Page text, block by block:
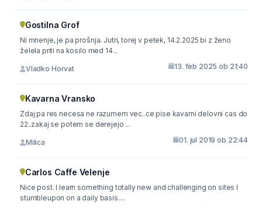
Gostilna Grof
Ni mnenje, je pa prošnja. Jutri, torej v petek, 14.2.2025 bi z ženo
želela priti na kosilo med 14...
Vladko Horvat 13. feb 2025 ob 21:40
Kavarna Vransko
Zdaj pa res necesa ne razumem vec..ce pise kavarni delovni cas do
22..zakaj se potem se derejejo ...
Milica 01. jul 2019 ob 22:44
Carlos Caffe Velenje
Nice post. I learn something totally new and challenging on sites I
stumbleupon on a daily basis....